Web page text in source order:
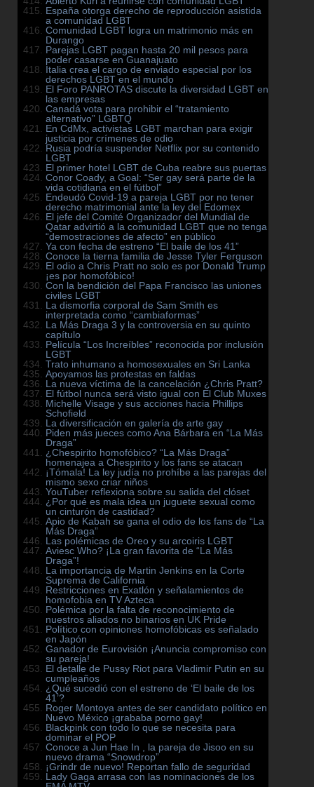
España otorga derecho de reproducción asistida
a comunidad LGBT
Comunidad LGBT logra un matrimonio más en
Durango
Parejas LGBT pagan hasta 20 mil pesos para
poder casarse en Guanajuato
Italia crea el cargo de enviado especial por los
derechos LGBT en el mundo
El Foro PANROTAS discute la diversidad LGBT en
las empresas
Canadá vota para prohibir el “tratamiento
alternativo” LGBTQ
En CdMx, activistas LGBT marchan para exigir
justicia por crímenes de odio
Rusia podría suspender Netflix por su contenido
LGBT
El primer hotel LGBT de Cuba reabre sus puertas
Conor Coady, a Goal: “Ser gay será parte de la
vida cotidiana en el fútbol”
Endeudó Covid-19 a pareja LGBT por no tener
derecho matrimonial ante la ley del Edomex
El jefe del Comité Organizador del Mundial de
Qatar advirtió a la comunidad LGBT que no tenga
“demostraciones de afecto” en público
Ya con fecha de estreno “El baile de los 41”
Conoce la tierna familia de Jesse Tyler Ferguson
El odio a Chris Pratt no solo es por Donald Trump
¡es por homofóbico!
Con la bendición del Papa Francisco las uniones
civiles LGBT
La dismorfia corporal de Sam Smith es
interpretada como “cambiaformas”
La Más Draga 3 y la controversia en su quinto
capítulo
Película “Los Increíbles” reconocida por inclusión
LGBT
Trato inhumano a homosexuales en Sri Lanka
Apoyamos las protestas en faldas
La nueva víctima de la cancelación ¿Chris Pratt?
El fútbol nunca será visto igual con El Club Muxes
Michelle Visage y sus acciones hacia Phillips
Schofield
La diversificación en galería de arte gay
Piden más jueces como Ana Bárbara en “La Más
Draga”
¿Chespirito homofóbico? “La Más Draga”
homenajea a Chespirito y los fans se atacan
¡Tómala! La ley judía no prohíbe a las parejas del
mismo sexo criar niños
YouTuber reflexiona sobre su salida del clóset
¿Por qué es mala idea un juguete sexual como
un cinturón de castidad?
Apio de Kabah se gana el odio de los fans de “La
Más Draga”
Las polémicas de Oreo y su arcoiris LGBT
Aviesc Who? ¡La gran favorita de “La Más
Draga”!
La importancia de Martin Jenkins en la Corte
Suprema de California
Restricciones en Exatlón y señalamientos de
homofobia en TV Azteca
Polémica por la falta de reconocimiento de
nuestros aliados no binarios en UK Pride
Político con opiniones homofóbicas es señalado
en Japón
Ganador de Eurovisión ¡Anuncia compromiso con
su pareja!
El detalle de Pussy Riot para Vladimir Putin en su
cumpleaños
¿Qué sucedió con el estreno de ‘El baile de los
41’?
Roger Montoya antes de ser candidato político en
Nuevo México ¡grababa porno gay!
Blackpink con todo lo que se necesita para
dominar el POP
Conoce a Jun Hae In , la pareja de Jisoo en su
nuevo drama “Snowdrop”
¡Grindr de nuevo! Reportan fallo de seguridad
Lady Gaga arrasa con las nominaciones de los